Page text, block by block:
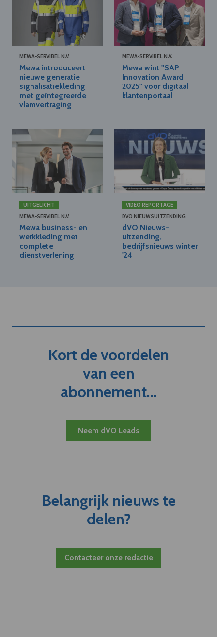
MEWA-SERVIBEL N.V.
Mewa introduceert
nieuwe generatie
signalisatiekleding
met geïntegreerde
vlamvertraging
MEWA-SERVIBEL N.V.
Mewa wint "SAP
Innovation Award
2025" voor digitaal
klantenportaal
UITGELICHT
MEWA-SERVIBEL N.V.
Mewa business- en
werkkleding met
complete
dienstverlening
VIDEO REPORTAGE
DVO NIEUWSUITZENDING
dVO Nieuws-
uitzending,
bedrijfsnieuws winter
'24
Kort de voordelen
van een
abonnement...
Neem dVO Leads
Belangrijk nieuws te
delen?
Contacteer onze redactie